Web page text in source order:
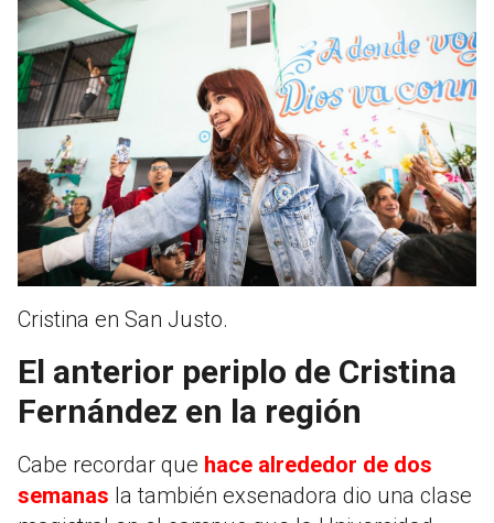
Cristina en San Justo.
El anterior periplo de Cristina
Fernández en la región
Cabe recordar que hace alrededor de dos
semanas la también exsenadora dio una clase